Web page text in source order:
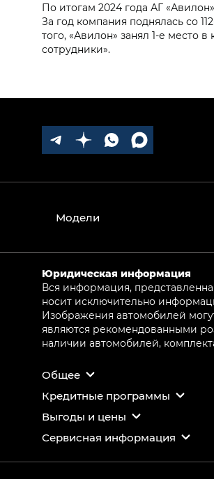
По итогам 2024 года АГ
За год компания поднялась со
того, «Авилон» занял 1-е место
сотрудники».
Модели
Юридическая информация
Вся информация,
носит исключительно
Изображения автомобилей
являются рекомендованными
наличии автомобилей,
Общее
Кредитные программы
Выгоды и цены
Сервисная информация